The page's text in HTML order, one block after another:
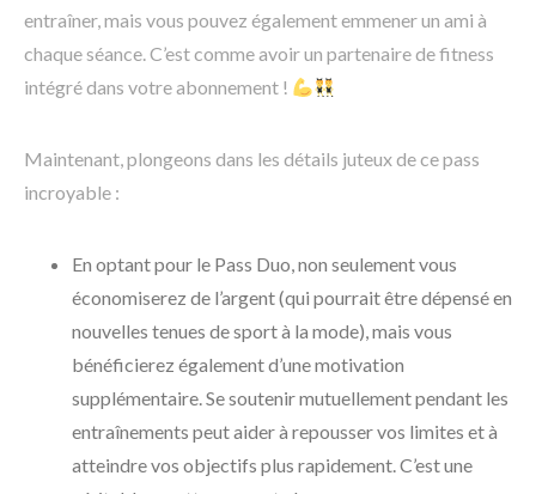
entraîner, mais vous pouvez également emmener un ami à
chaque séance. C’est comme avoir un partenaire de fitness
intégré dans votre abonnement !
Maintenant, plongeons dans les détails juteux de ce pass
incroyable :
En optant pour le Pass Duo, non seulement vous
économiserez de l’argent (qui pourrait être dépensé en
nouvelles tenues de sport à la mode), mais vous
bénéficierez également d’une motivation
supplémentaire. Se soutenir mutuellement pendant les
entraînements peut aider à repousser vos limites et à
atteindre vos objectifs plus rapidement. C’est une